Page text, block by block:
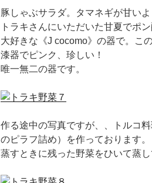
豚しゃぶサラダ。タマネギが甘い
トラキさんにいただいた甘夏でポ
大好きな《J cocomo》の器で。こ
漆器でピンク、珍しい！
唯一無二の器です。
作る途中の写真ですが、、トルコ
のピラフ詰め）を作っております。
蒸すときに残った野菜をひいて蒸